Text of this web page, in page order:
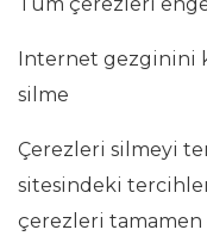
Internet gezginini
silme
Çerezleri silmeyi
sitesindeki
çerezleri